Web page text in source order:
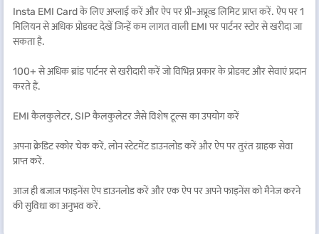
Insta EMI Card के लिए अप्लाई करें और ऐप पर प्री-अप्रूव्ड लिमिट प्राप्त करें. ऐप पर 1
मिलियन से अधिक प्रोडक्ट देखें जिन्हें कम लागत वाली EMI पर पार्टनर स्टोर से खरीदा जा
सकता है.
100+ से अधिक ब्रांड पार्टनर से खरीदारी करें जो विभिन्न प्रकार के प्रोडक्ट और सेवाएं प्रदान
करते हैं.
EMI कैलकुलेटर, SIP कैलकुलेटर जैसे विशेष टूल्स का उपयोग करें
अपना क्रेडिट स्कोर चेक करें, लोन स्टेटमेंट डाउनलोड करें और ऐप पर तुरंत ग्राहक सेवा
प्राप्त करें.
आज ही बजाज फाइनेंस ऐप डाउनलोड करें और एक ऐप पर अपने फाइनेंस को मैनेज करने
की सुविधा का अनुभव करें.